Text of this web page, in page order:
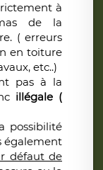
à
de la
( erreurs
en toiture
etc..)
pas à la
illégale (
possibilité
également
défaut de